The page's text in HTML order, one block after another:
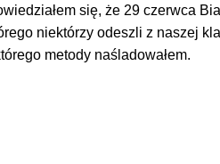
się, że 29 czerwca
niektórzy odeszli z naszej
metody naśladowałem.